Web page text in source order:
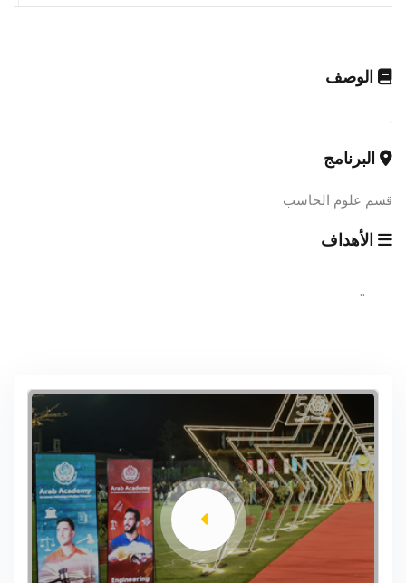
الوصف
.
البرنامج
قسم علوم الحاسب
الأهداف
..